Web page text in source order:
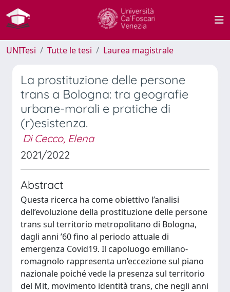
UNITesi Tutte le tesi Laurea magistrale
La prostituzione delle persone
trans a Bologna: tra geografie
urbane-morali e pratiche di
(r)esistenza.
Di Cecco, Elena
2021/2022
Abstract
Questa ricerca ha come obiettivo l’analisi
dell’evoluzione della prostituzione delle persone
trans sul territorio metropolitano di Bologna,
dagli anni ’60 fino al periodo attuale di
emergenza Covid19. Il capoluogo emiliano-
romagnolo rappresenta un’eccezione sul piano
nazionale poiché vede la presenza sul territorio
del Mit, movimento identità trans, che negli anni